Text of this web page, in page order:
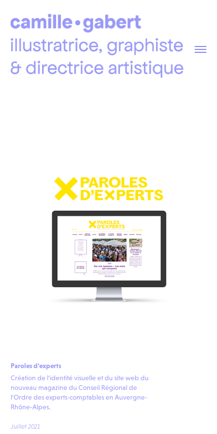
Paroles d'experts
Création de l'identité visuelle et du site web du
nouveau magazine du Conseil Régional de
l'Ordre des experts-comptables en Auvergne-
Rhône-Alpes.
Juillet 2021